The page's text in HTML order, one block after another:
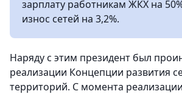
зарплату работникам ЖКХ на
износ сетей на 3,2%.
Наряду с этим президент был
реализации Концепции развития
территорий. С момента